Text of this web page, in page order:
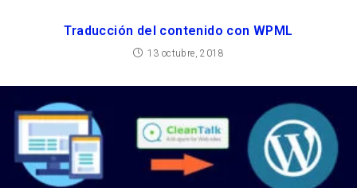
Traducción del contenido con WPML
13 octubre, 2018